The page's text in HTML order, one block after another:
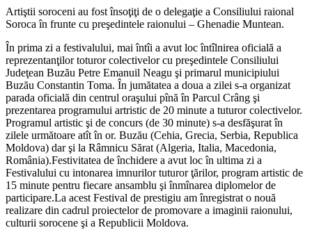
Artiştii soroceni au fost însoţiţi de o delegaţie a Consiliului raional
Soroca în frunte cu preşedintele raionului – Ghenadie Muntean.
În prima zi a festivalului, mai întîi a avut loc întîlnirea oficială a
reprezentanţilor toturor colectivelor cu preşedintele Consiliului
Judeţean Buzău Petre Emanuil Neagu şi primarul municipiului
Buzău Constantin Toma. În jumătatea a doua a zilei s-a organizat
parada oficială din centrul oraşului pînă în Parcul Crâng şi
prezentarea programului artristic de 20 minute a tuturor colectivelor.
Programul artistic şi de concurs (de 30 minute) s-a desfăşurat în
zilele următoare atît în or. Buzău (Cehia, Grecia, Serbia, Republica
Moldova) dar şi la Râmnicu Sărat (Algeria, Italia, Macedonia,
România).Festivitatea de închidere a avut loc în ultima zi a
Festivalului cu intonarea imnurilor tuturor ţărilor, program artistic de
15 minute pentru fiecare ansamblu şi înmînarea diplomelor de
participare.La acest Festival de prestigiu am înregistrat o nouă
realizare din cadrul proiectelor de promovare a imaginii raionului,
culturii sorocene şi a Republicii Moldova.